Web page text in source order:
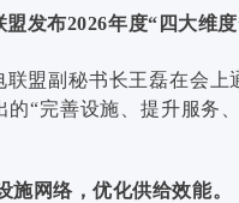
盟发布2026年度“四大维
联盟副秘书长王磊在会上
的“完善设施、提升服务
施网络，优化供给效能。